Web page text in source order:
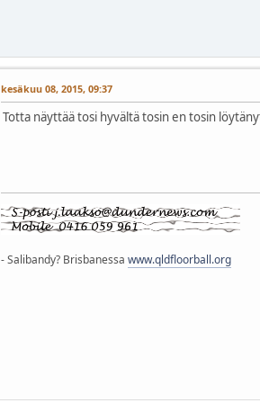
kesäkuu 08, 2015, 09:37
Totta näyttää tosi hyvältä tosin en tosin
- Salibandy? Brisbanessa www.qldfloorball.org